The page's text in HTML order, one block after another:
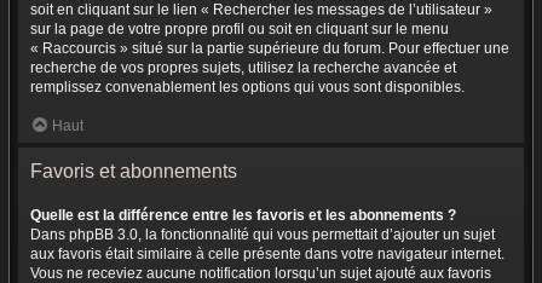
soit en cliquant sur le lien « Rechercher les messages de l’utilisateur »
sur la page de votre propre profil ou soit en cliquant sur le menu
« Raccourcis » situé sur la partie supérieure du forum. Pour effectuer une
recherche de vos propres sujets, utilisez la recherche avancée et
remplissez convenablement les options qui vous sont disponibles.
Haut
Favoris et abonnements
Quelle est la différence entre les favoris et les abonnements ?
Dans phpBB 3.0, la fonctionnalité qui vous permettait d’ajouter un sujet
aux favoris était similaire à celle présente dans votre navigateur internet.
Vous ne receviez aucune notification lorsqu’un sujet ajouté aux favoris